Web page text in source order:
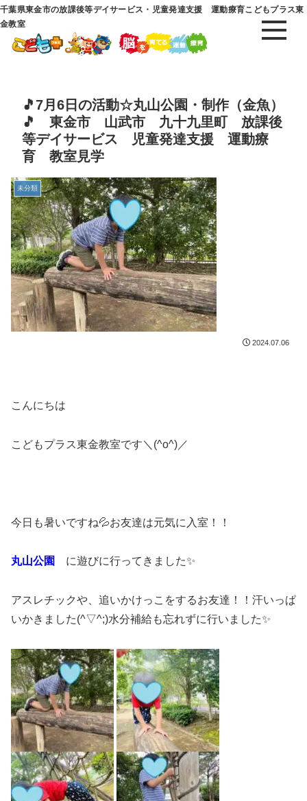
千葉県東金市の放課後等デイサービス・児童発達支援 運動療育こどもプラス東
金教室
🎵7月6日の活動☆丸山公園・制作（金魚）
🎵 東金市 山武市 九十九里町 放課後
等デイサービス 児童発達支援 運動療
育 教室見学
未分類
2024.07.06
こんにちは
こどもプラス東金教室です＼(^o^)／
今日も暑いですね💦お友達は元気に入室！！
丸山公園 に遊びに行ってきました✨
アスレチックや、追いかけっこをするお友達！！汗いっぱ
いかきました(^▽^;)水分補給も忘れずに行いました✨